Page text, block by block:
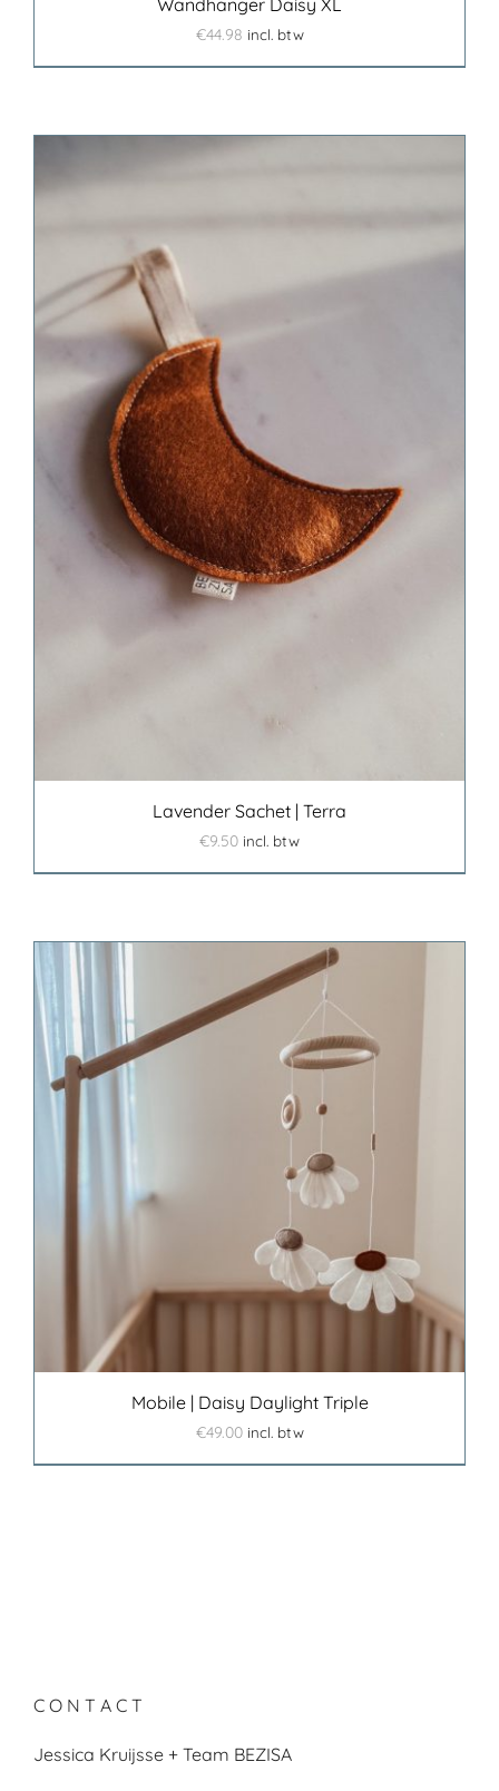
Wandhanger Daisy XL
€44.98 incl. btw
Lavender Sachet | Terra
€9.50 incl. btw
Mobile | Daisy Daylight Triple
€49.00 incl. btw
C O N T A C T
Jessica Kruijsse + Team BEZISA